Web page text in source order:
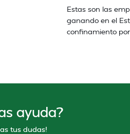
Estas son las
ganando en el
confinamiento
ayuda?
tus dudas!